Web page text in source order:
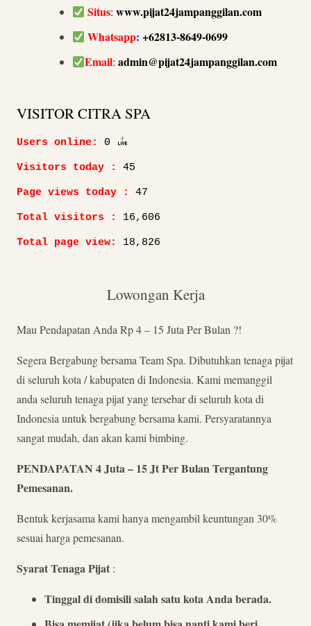
Situs:www.pijat24jampanggilan.com
Whatsapp:+62813-8649-0699
Email: admin@pijat24jampanggilan.com
VISITOR CITRA SPA
Users online: 0
Visitors today : 45
Page views today : 47
Total visitors : 16,606
Total page view: 18,826
Lowongan Kerja
Mau Pendapatan Anda Rp 4 – 15 Juta Per Bulan ?!
Segera Bergabung bersama Team Spa. Dibutuhkan tenaga pijat
di seluruh kota / kabupaten di Indonesia. Kami memanggil
anda seluruh tenaga pijat yang tersebar di seluruh kota di
Indonesia untuk bergabung bersama kami. Persyaratannya
sangat mudah, dan akan kami bimbing.
PENDAPATAN 4 Juta – 15 Jt Per Bulan Tergantung
Pemesanan.
Bentuk kerjasama kami hanya mengambil keuntungan 30%
sesuai harga pemesanan.
Syarat Tenaga Pijat :
Tinggal di domisili salah satu kota Anda berada.